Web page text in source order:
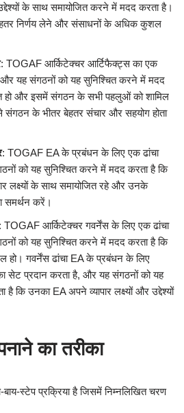
के साथ समायोजित करने में मदद करता है।
निर्णय लेने और संसाधनों के अधिक कुशल
: TOGAF आर्किटेक्चर आर्टिफैक्ट्स का एक
यह संगठनों को यह सुनिश्चित करने में मदद
हो और इसमें संगठन के सभी पहलुओं को शामिल
संगठन के भीतर बेहतर संचार और सहयोग होता
: TOGAF EA के प्रबंधन के लिए एक ढांचा
को यह सुनिश्चित करने में मदद करता है कि
लक्ष्यों के साथ समायोजित रहे और उनके
समर्थन करें।
TOGAF आर्किटेक्चर गवर्नेंस के लिए एक ढांचा
को यह सुनिश्चित करने में मदद करता है कि
हो। गवर्नेंस ढांचा EA के प्रबंधन के लिए
सेट प्रदान करता है, और यह संगठनों को यह
कि उनका EA अपने व्यापार लक्ष्यों और उद्देश्यों
का तरीका
स्टेप प्रक्रिया है जिसमें निम्नलिखित चरण